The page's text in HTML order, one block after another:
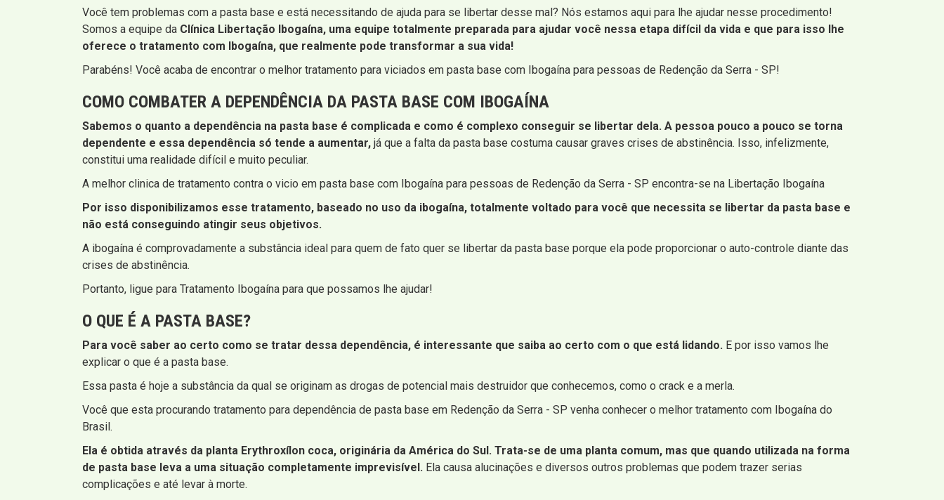
Você tem problemas com a pasta base e está necessitando de ajuda para se libertar desse mal? Nós estamos aqui para lhe ajudar nesse procedimento!
Somos a equipe da Clínica Libertação Ibogaína, uma equipe totalmente preparada para ajudar você nessa etapa difícil da vida e que para isso lhe
oferece o tratamento com Ibogaína, que realmente pode transformar a sua vida!
Parabéns! Você acaba de encontrar o melhor tratamento para viciados em pasta base com Ibogaína para pessoas de Redenção da Serra - SP!
COMO COMBATER A DEPENDÊNCIA DA PASTA BASE COM IBOGAÍNA
Sabemos o quanto a dependência na pasta base é complicada e como é complexo conseguir se libertar dela. A pessoa pouco a pouco se torna
dependente e essa dependência só tende a aumentar, já que a falta da pasta base costuma causar graves crises de abstinência. Isso, infelizmente,
constitui uma realidade difícil e muito peculiar.
A melhor clinica de tratamento contra o vicio em pasta base com Ibogaína para pessoas de Redenção da Serra - SP encontra-se na Libertação Ibogaína
Por isso disponibilizamos esse tratamento, baseado no uso da ibogaína, totalmente voltado para você que necessita se libertar da pasta base e
não está conseguindo atingir seus objetivos.
A ibogaína é comprovadamente a substância ideal para quem de fato quer se libertar da pasta base porque ela pode proporcionar o auto-controle diante das
crises de abstinência.
Portanto, ligue para Tratamento Ibogaína para que possamos lhe ajudar!
O QUE É A PASTA BASE?
Para você saber ao certo como se tratar dessa dependência, é interessante que saiba ao certo com o que está lidando. E por isso vamos lhe
explicar o que é a pasta base.
Essa pasta é hoje a substância da qual se originam as drogas de potencial mais destruidor que conhecemos, como o crack e a merla.
Você que esta procurando tratamento para dependência de pasta base em Redenção da Serra - SP venha conhecer o melhor tratamento com Ibogaína do
Brasil.
Ela é obtida através da planta Erythroxílon coca, originária da América do Sul. Trata-se de uma planta comum, mas que quando utilizada na forma
de pasta base leva a uma situação completamente imprevisível. Ela causa alucinações e diversos outros problemas que podem trazer serias
complicações e até levar à morte.